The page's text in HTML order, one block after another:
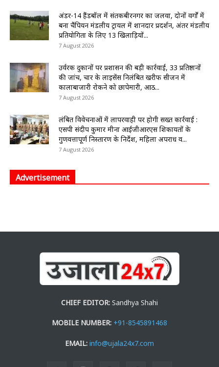
अंडर-14 हैंडबॉल में संतकबीरनगर का जलवा, दोनों वर्गों में
बना चैंपियन मंडलीय ट्रायल में शानदार प्रदर्शन, अंतर मंडलीय
प्रतियोगिता के लिए 13 खिलाड़ियों...
7 August 2026
उर्वरक दुकानों पर प्रशासन की बड़ी कार्रवाई, 33 प्रतिष्ठानों
की जांच, चार के लाइसेंस निलंबित खरीफ सीजन में
कालाबाजारी रोकने को छापेमारी, आठ...
7 August 2026
लंबित विवेचनाओं में लापरवाही पर होगी सख्त कार्रवाई :
एसपी संदीप कुमार मीना आईजीआरएस शिकायतों के
गुणवत्तापूर्ण निस्तारण के निर्देश, महिला अपराध व...
7 August 2026
Advertisement
CHIEF EDITOR: Sandhya Shahi
MOBILE NUMBER: +91-8545891468
EMAIL: info@ujala24x7.com